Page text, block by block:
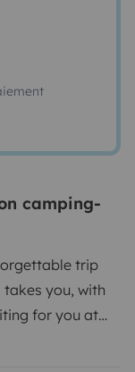
camping-
trip
you, with
for you at